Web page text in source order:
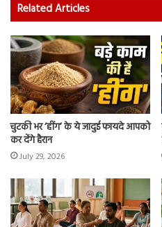
Related Articles
चुटकी भर ‘हींग’ के ये जादुई फायदे आपको
कर देंगे हैरान
July 29, 2026